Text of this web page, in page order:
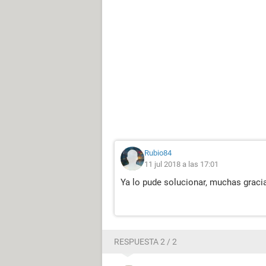
Rubio84
11 jul 2018 a las 17:01
Ya lo pude solucionar, muchas
RESPUESTA 2 / 2